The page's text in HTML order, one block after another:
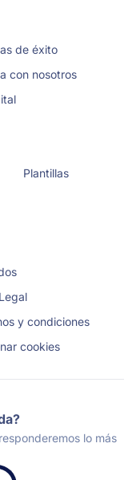
de éxito
con nosotros
Plantillas
y condiciones
cookies
lo más